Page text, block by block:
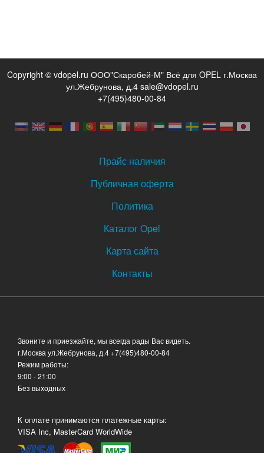
Copyright © vdopel.ru ООО"Скаробей-М" Всё для OPEL г.Москва
ул.Жебрунова, д.4 sale@vdopel.ru
+7(495)480-00-84
Прайс наличия
Публичная оферта
Политика
Каталог Opel
Карта сайта
Контакты
Звоните и приезжайте, мы всегда рады Вас видеть.
г.Москва ул.Жебрунова, д.4+7(495)480-00-84
Режим работы:
9:00 - 21:00
Без выходных
К оплате принимаются платежные карты:
VISA Inc, MasterCard WorldWide